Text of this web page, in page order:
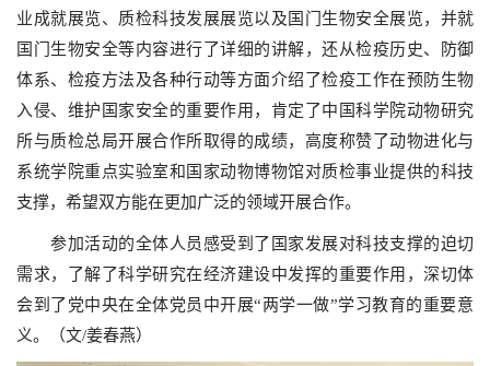
业成就展览、质检科技发展展览以及国门生物安全展览，并就
国门生物安全等内容进行了详细的讲解，还从检疫历史、防御
体系、检疫方法及各种行动等方面介绍了检疫工作在预防生物
入侵、维护国家安全的重要作用，肯定了中国科学院动物研究
所与质检总局开展合作所取得的成绩，高度称赞了动物进化与
系统学院重点实验室和国家动物博物馆对质检事业提供的科技
支撑，希望双方能在更加广泛的领域开展合作。
参加活动的全体人员感受到了国家发展对科技支撑的迫切
需求，了解了科学研究在经济建设中发挥的重要作用，深切体
会到了党中央在全体党员中开展“两学一做”学习教育的重要意
义。
（文/姜春燕）